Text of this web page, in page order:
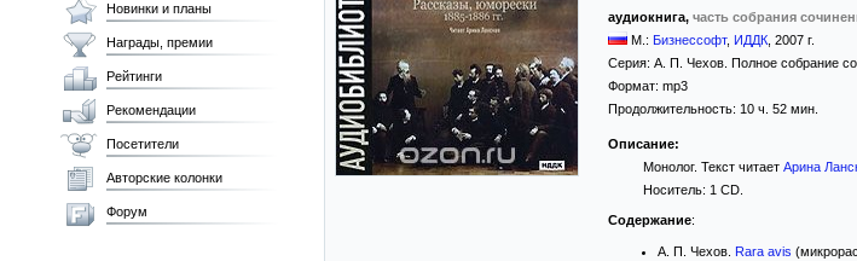
аудиокнига, часть собрания
М.: Бизнессофт, ИДДК 2007 г.
Серия: А. П. Чехов. Полное собрание
Формат: mp3
Продолжительность: 10 ч. 52 мин.
Описание:
Монолог. Текст читает Арина
Носитель: 1 CD.
Содержание:
А. П. Чехов. Rara avis
Новинки и планы
Награды, премии
Рейтинги
Рекомендации
Посетители
Авторские колонки
Форум